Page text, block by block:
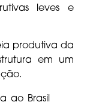
leves e
produtiva da
em um
ao Brasil